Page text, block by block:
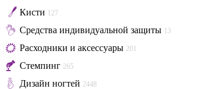
Кисти 127
Средства индивидуальной защиты 13
Расходники и аксессуары 201
Стемпинг 265
Дизайн ногтей 2448